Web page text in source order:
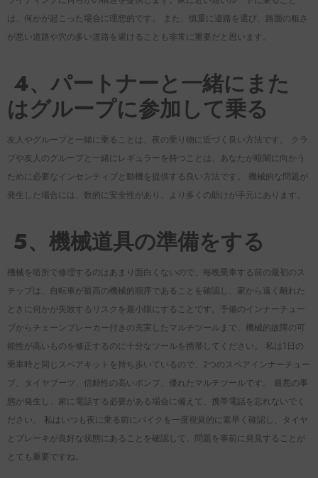
は、何かが起こった場合に理想的です。 また、慎重に道路を選び、路面の粗さ
が悪い道路や穴の多い道路を避けることも非常に重要だと思います。
4、パートナーと一緒にまた
はグループに参加して乗る
友人やグループと一緒に乗ることは、夜の乗り物に近づく良い方法です。 クラ
ブや友人のグループと一緒にレギュラーを持つことは、あなたが暗闇に向かう
ために必要なインセンティブと動機を提供する良い方法です。 機械的な問題が
発生した場合には、数的に安全性があり、より多くの助けが手元にあります。
5、機械道具の準備をする
機械を暗所で修理するのはあまり面白くないので、毎晩乗車する前の最初のス
テップは、自転車が最高の機械的順序であることを確認し、家から遠く離れた
ときに何かが失敗するリスクを最小限にすることです。予備のインナーチュー
ブからチェーンブレーカー付きの充実したマルチツールまで、機械的故障の可
能性が高いものを修正するのに十分なツールを携帯してください。 私は1日の
乗車時と同じスペアキットを持ち歩いているので、2つのスペアインナーチュー
ブ、タイヤブーツ、信頼性の高いポンプ、優れたマルチツールです。 最悪の事
態が発生し、家に電話する必要がある場合に備えて、携帯電話を忘れないでく
ださい。 私はいつも夜に乗る前にバイクを一度視覚的に素早く確認し、タイヤ
とブレーキが良好な状態にあることを確認して、問題を事前に発見することが
とても重要ですね。